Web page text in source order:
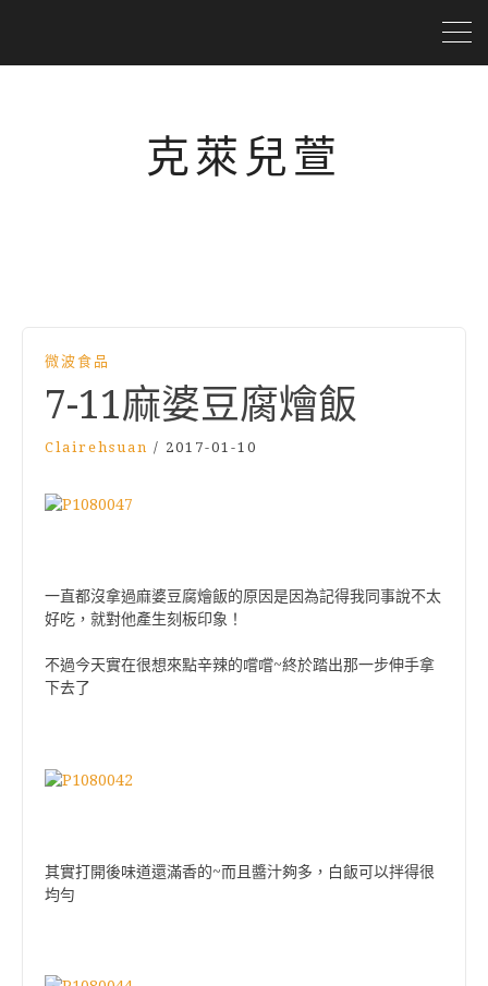
克萊兒萱
微波食品
7-11麻婆豆腐燴飯
Clairehsuan / 2017-01-10
一直都沒拿過麻婆豆腐燴飯的原因是因為記得我同事說不太
好吃，就對他產生刻板印象！
不過今天實在很想來點辛辣的嚐嚐~終於踏出那一步伸手拿
下去了
其實打開後味道還滿香的~而且醬汁夠多，白飯可以拌得很
均勻